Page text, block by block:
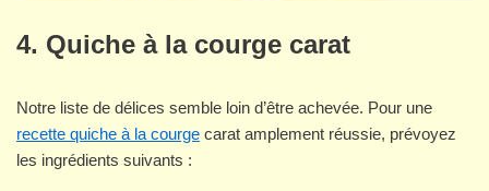
4. Quiche à la courge carat
Notre liste de délices semble loin d’être achevée. Pour une
recette quiche à la courge carat amplement réussie, prévoyez
les ingrédients suivants :